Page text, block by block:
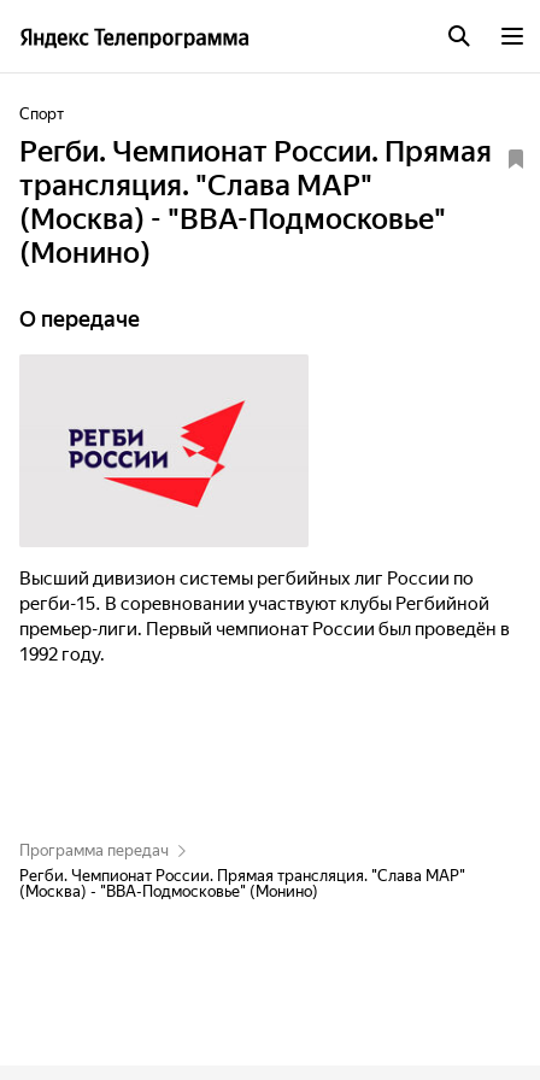
Спорт
Регби. Чемпионат России. Прямая
трансляция. "Слава МАР"
(Москва) - "ВВА-Подмосковье"
(Монино)
О передаче
Высший дивизион системы регбийных лиг России по
регби-15. В соревновании участвуют клубы Регбийной
премьер-лиги. Первый чемпионат России был проведён в
1992 году.
Программа передач
Регби. Чемпионат России. Прямая трансляция. "Слава МАР"
(Москва) - "ВВА-Подмосковье" (Монино)